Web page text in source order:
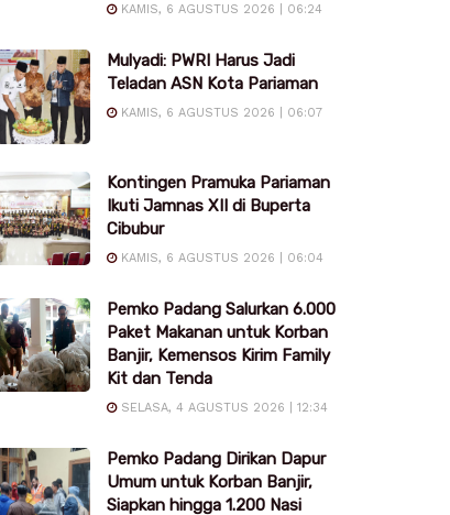
KAMIS, 6 AGUSTUS 2026 | 06:24
Mulyadi: PWRI Harus Jadi
Teladan ASN Kota Pariaman
KAMIS, 6 AGUSTUS 2026 | 06:07
Kontingen Pramuka Pariaman
Ikuti Jamnas XII di Buperta
Cibubur
KAMIS, 6 AGUSTUS 2026 | 06:04
Pemko Padang Salurkan 6.000
Paket Makanan untuk Korban
Banjir, Kemensos Kirim Family
Kit dan Tenda
SELASA, 4 AGUSTUS 2026 | 12:34
Pemko Padang Dirikan Dapur
Umum untuk Korban Banjir,
Siapkan hingga 1.200 Nasi